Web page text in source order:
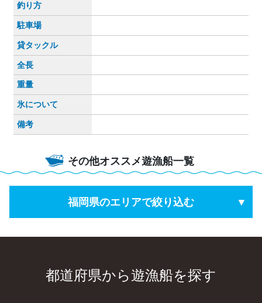
釣り方
駐車場
貸タックル
全長
重量
氷について
備考
その他オススメ遊漁船一覧
福岡県のエリアで絞り込む
都道府県から遊漁船を探す